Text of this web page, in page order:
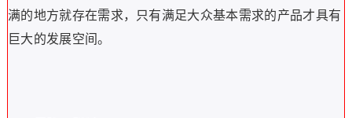
满的地方就存在需求，只有满足大众基本需求的产品才具有
巨大的发展空间。